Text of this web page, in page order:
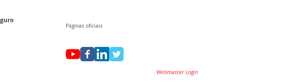
Páginas oficiais
Webmaster Login